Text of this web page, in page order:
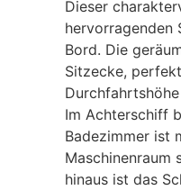
Dieser
hervorragenden
Bord. Die
Sitzecke,
Im Achterschiff
Badezimmer ist
Maschinenraum
hinaus ist das